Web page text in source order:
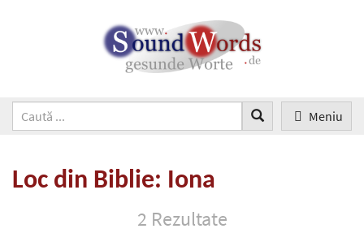
Meniu
Loc din Biblie: Iona
2 Rezultate